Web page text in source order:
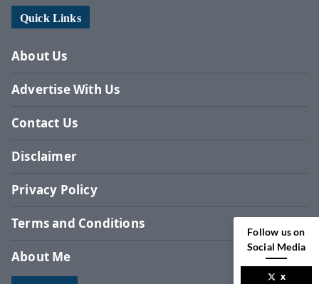
Quick Links
About Us
Advertise With Us
Contact Us
Disclaimer
Privacy Policy
Terms and Conditions
About Me
Follow us on
Social Media
x